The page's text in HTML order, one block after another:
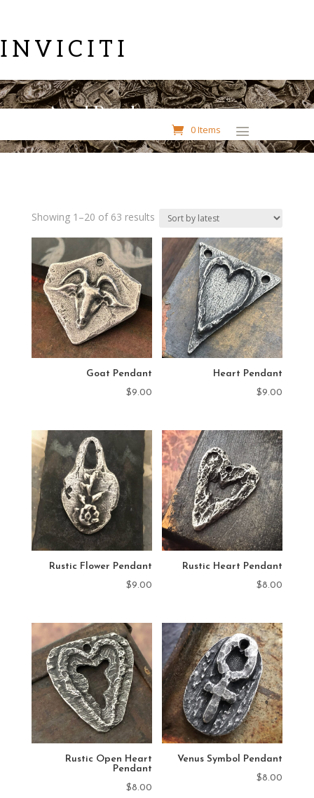
INVICITI
0 Items
Aged Pendants
Showing 1–20 of 63 resultsSorted
latest
Goat Pendant
$9.00
Heart Pendant
$9.00
Rustic Flower Pendant
$9.00
Rustic Heart Pendant
$8.00
Rustic Open Heart
Pendant
$8.00
Venus Symbol Pendant
$8.00